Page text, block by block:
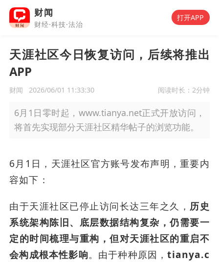
财闻
财经·科技·法治
打开APP
天涯社区今日恢复访问，后续将推出
APP
财闻 2026/06/01 11:33:30 阅读时长： 2分钟
6月1日零时起，www.tianya.net正式开放访问，
将首先实现部分天涯社区精华帖子的浏览功能。
6月1日，天涯社区官方账号发布声明，重要内
容如下：
由于天涯社区已停止访问长达三年之久， 历史
系统架构陈旧、底层数据结构复杂，仍需要一
定的时间梳理与重构，但对天涯社区的重启不
会构成根本性影响。由于种种原因，tianya.c